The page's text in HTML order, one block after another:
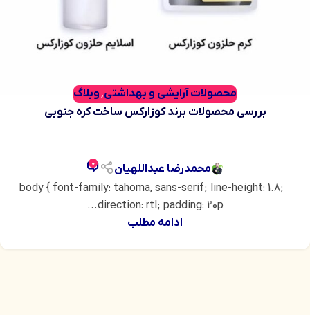
محصولات آرایشی و بهداشتی,وبلاگ
بررسی محصولات برند کوزارکس ساخت کره جنوبی
محمدرضا عبداللهیان 0
body { font-family: tahoma, sans-serif; line-height: 1.8;
direction: rtl; padding: 20p...
ادامه مطلب